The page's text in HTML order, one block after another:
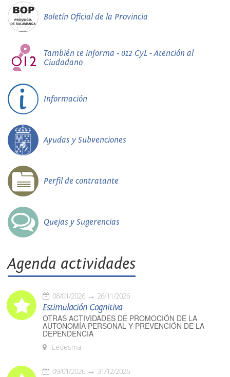
Boletín Oficial de la Provincia
También te informa - 012 CyL - Atención al
Ciudadano
Información
Ayudas y Subvenciones
Perfil de contratante
Quejas y Sugerencias
Agenda actividades
08/01/2026 26/11/2026
Estimulación Cognitiva
OTRAS ACTIVIDADES DE PROMOCIÓN DE LA
AUTONOMÍA PERSONAL Y PREVENCIÓN DE LA
DEPENDENCIA
Ledesma
09/01/2026 31/12/2026